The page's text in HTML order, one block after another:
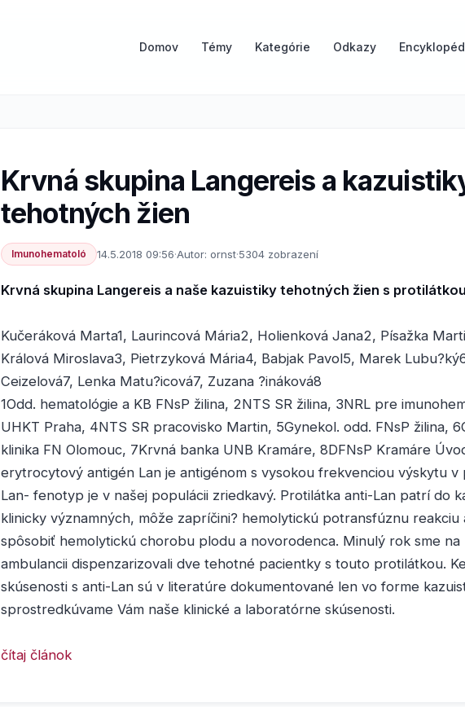
Domov Témy Kategórie Odkazy
Krvná skupina Langereis a
tehotných žien
Imunohematoló 14.5.2018 09:56·Autor: ornst·5304 zobrazení
Krvná skupina Langereis a naše kazuistiky tehotných žien s
Kučeráková Marta1, Laurincová Mária2, Holienková Jana2, Písažka
Králová Miroslava3, Pietrzyková Mária4, Babjak Pavol5, Marek
Ceizelová7, Lenka Matu?icová7, Zuzana ?ináková8
1Odd. hematológie a KB FNsP žilina, 2NTS SR žilina, 3NRL pre
UHKT Praha, 4NTS SR pracovisko Martin, 5Gynekol. odd. FNsP žilina,
klinika FN Olomouc, 7Krvná banka UNB Kramáre, 8DFNsP Kramáre
erytrocytový antigén Lan je antigénom s vysokou frekvenciou výskytu v
Lan- fenotyp je v našej populácii zriedkavý. Protilátka anti-Lan patrí do
klinicky významných, môže zapríčini? hemolytickú potransfúznu reakciu
spôsobiť hemolytickú chorobu plodu a novorodenca. Minulý rok sme na
ambulancii dispenzarizovali dve tehotné pacientky s touto protilátkou.
skúsenosti s anti-Lan sú v literatúre dokumentované len vo forme
sprostredkúvame Vám naše klinické a laboratórne skúsenosti.
čítaj článok